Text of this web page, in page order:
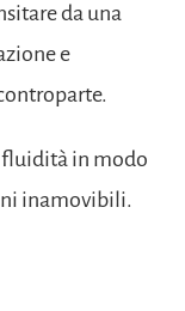
da una
e
fluidità in modo
inamovibili.